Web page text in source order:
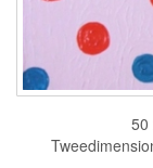
50